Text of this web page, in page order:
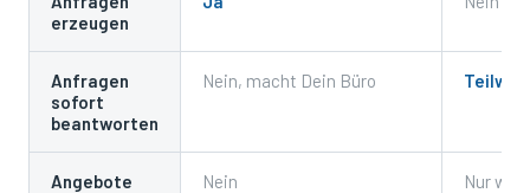
erzeugen
Anfragen
sofort
beantworten
Nein, macht Dein Büro
Angebote
Nein
Nur